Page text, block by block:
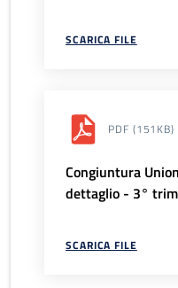
SCARICA FILE
PDF (151KB)
Congiuntura
dettaglio - 3°
SCARICA FILE